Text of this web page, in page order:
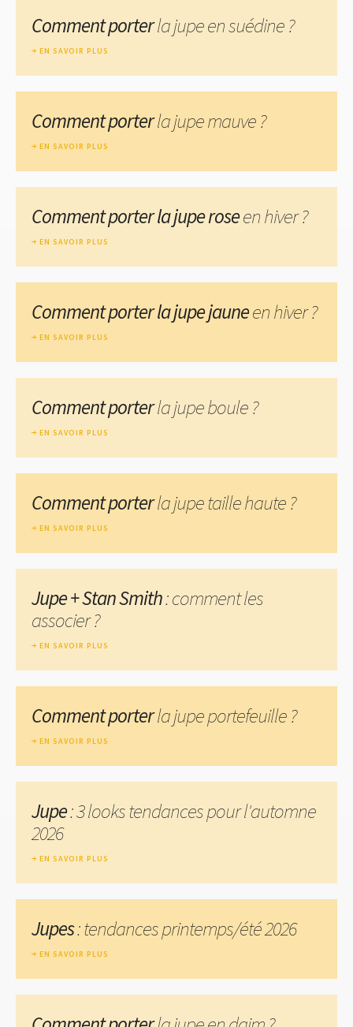
Comment porterla jupe en suédine ?
EN SAVOIR PLUS
Comment porterla jupe mauve ?
EN SAVOIR PLUS
Comment porter la jupe roseen hiver ?
EN SAVOIR PLUS
Comment porter la jupe jauneen hiver ?
EN SAVOIR PLUS
Comment porterla jupe boule ?
EN SAVOIR PLUS
Comment porterla jupe taille haute ?
EN SAVOIR PLUS
Jupe + Stan Smith: comment les
associer ?
EN SAVOIR PLUS
Comment porterla jupe portefeuille ?
EN SAVOIR PLUS
Jupe: 3 looks tendances pour l'automne
2026
EN SAVOIR PLUS
Jupes: tendances printemps/été 2026
EN SAVOIR PLUS